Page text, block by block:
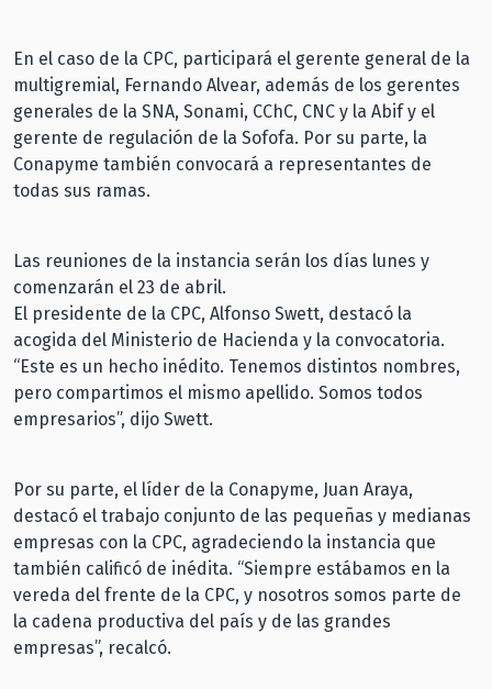
En el caso de la CPC, participará el gerente general de la
multigremial, Fernando Alvear, además de los gerentes
generales de la SNA, Sonami, CChC, CNC y la Abif y el
gerente de regulación de la Sofofa. Por su parte, la
Conapyme también convocará a representantes de
todas sus ramas.
Las reuniones de la instancia serán los días lunes y
comenzarán el 23 de abril.
El presidente de la CPC, Alfonso Swett, destacó la
acogida del Ministerio de Hacienda y la convocatoria.
“Este es un hecho inédito. Tenemos distintos nombres,
pero compartimos el mismo apellido. Somos todos
empresarios”, dijo Swett.
Por su parte, el líder de la Conapyme, Juan Araya,
destacó el trabajo conjunto de las pequeñas y medianas
empresas con la CPC, agradeciendo la instancia que
también calificó de inédita. “Siempre estábamos en la
vereda del frente de la CPC, y nosotros somos parte de
la cadena productiva del país y de las grandes
empresas”, recalcó.